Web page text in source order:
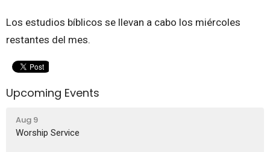
Los estudios bíblicos se llevan a cabo los miércoles
restantes del mes.
Upcoming Events
Aug 9
Worship Service